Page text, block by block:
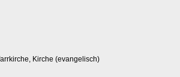
Kirche (evangelisch)